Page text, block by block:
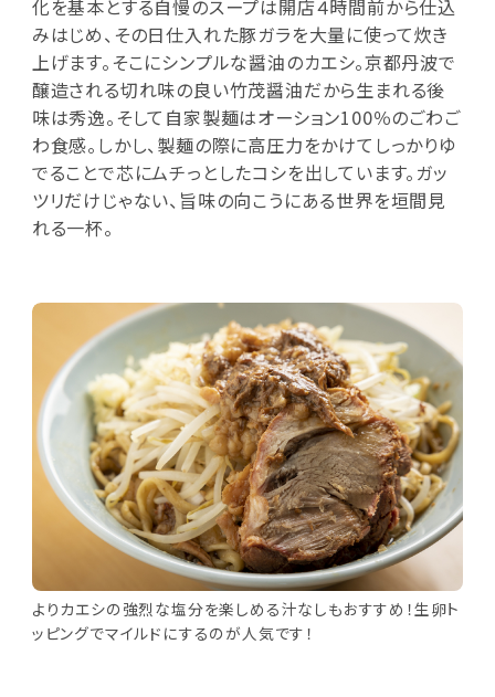
化を基本とする自慢のスープは開店４時間前から仕込
みはじめ、その日仕入れた豚ガラを大量に使って炊き
上げます。そこにシンプルな醤油のカエシ。京都丹波で
醸造される切れ味の良い竹茂醤油だから生まれる後
味は秀逸。そして自家製麺はオーション100％のごわご
わ食感。しかし、製麺の際に高圧力をかけてしっかりゆ
でることで芯にムチっとしたコシを出しています。ガッ
ツリだけじゃない、旨味の向こうにある世界を垣間見
れる一杯。
よりカエシの強烈な塩分を楽しめる汁なしもおすすめ！生卵ト
ッピングでマイルドにするのが人気です！